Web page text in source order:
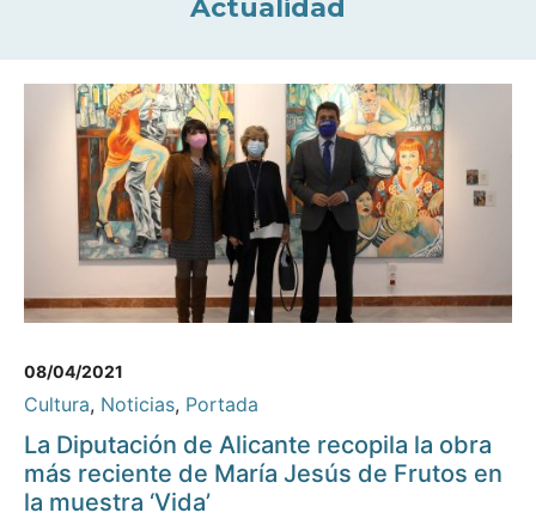
Actualidad
08/04/2021
Cultura, Noticias, Portada
La Diputación de Alicante recopila la obra
más reciente de María Jesús de Frutos en
la muestra ‘Vida’